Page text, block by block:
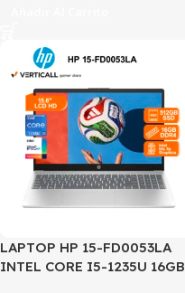
LAPTOP HP 15-FD0053LA
INTEL CORE I5-1235U 16GB